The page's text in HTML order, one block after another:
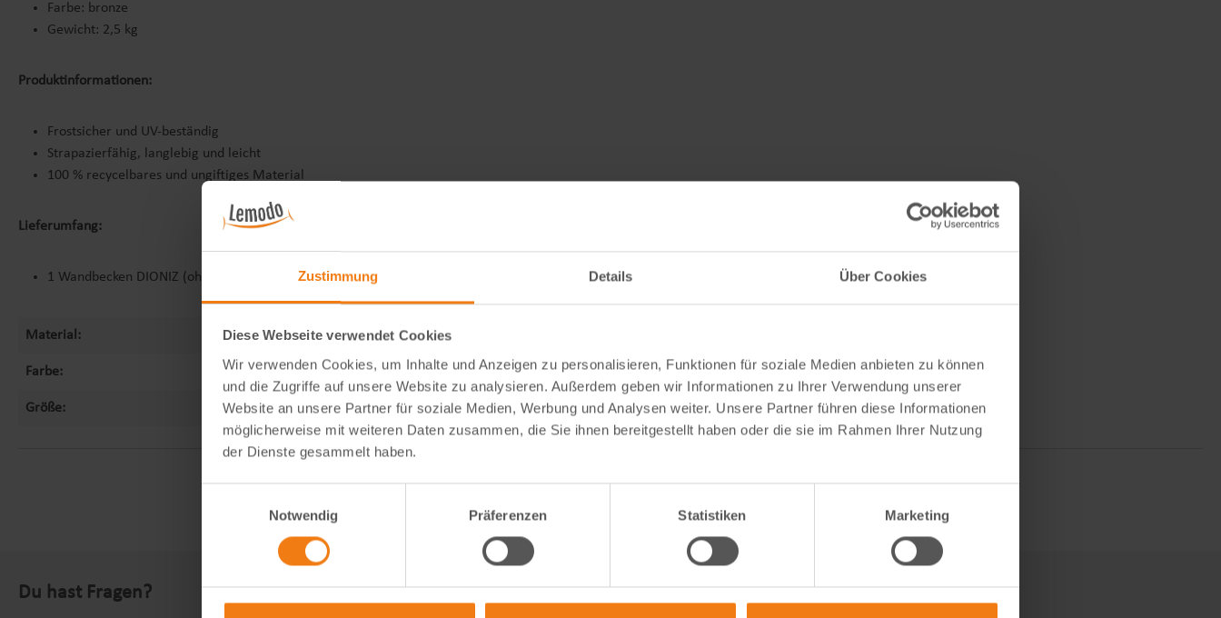
Zustimmung Details Über Cookies
Diese Webseite verwendet Cookies
Wir verwenden Cookies, um Inhalte und Anzeigen zu personalisieren, Funktionen für soziale Medien anbieten zu können
und die Zugriffe auf unsere Website zu analysieren. Außerdem geben wir Informationen zu Ihrer Verwendung unserer
Website an unsere Partner für soziale Medien, Werbung und Analysen weiter. Unsere Partner führen diese Informationen
möglicherweise mit weiteren Daten zusammen, die Sie ihnen bereitgestellt haben oder die sie im Rahmen Ihrer Nutzung
der Dienste gesammelt haben.
Notwendig
Präferenzen Statistiken Marketing
Farbe: bronze
Gewicht: 2,5 kg
Produktinformationen:
Frostsicher und UV-beständig
Strapazierfähig, langlebig und leicht
100 % recycelbares und ungiftiges Material
Lieferumfang:
1 Wandbecken DIONIZ (ohne Wasserhahn)
Material: Polyethylen
Farbe: altes Silber
Größe: 47x74 cm
Du hast Fragen?